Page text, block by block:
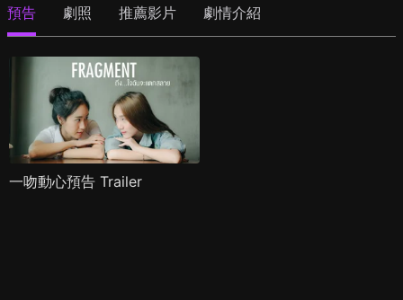
預告 劇照 推薦影片 劇情介紹
一吻動心預告 Trailer